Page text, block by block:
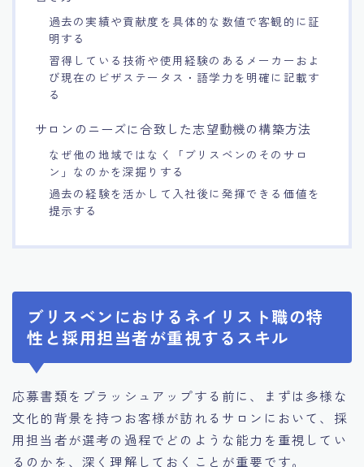
過去の実績や貢献度を具体的な数値で客観的に証
明する
習得している技術や使用経験のあるメーカーおよ
び現在のビザステータス・語学力を明確に記載す
る
サロンのニーズに合致した志望動機の構築方法
なぜ他の地域ではなく「ブリスベンのそのサロ
ン」なのかを深掘りする
過去の経験を活かして入社後に発揮できる価値を
提示する
ブリスベンにおけるネイリスト職の特
性と採用担当者が重視するスキル
応募書類をブラッシュアップする前に、まずは多様な
文化的背景を持つお客様が訪れるサロンにおいて、採
用担当者が選考の過程でどのような能力を重視してい
るのかを、深く理解しておくことが重要です。